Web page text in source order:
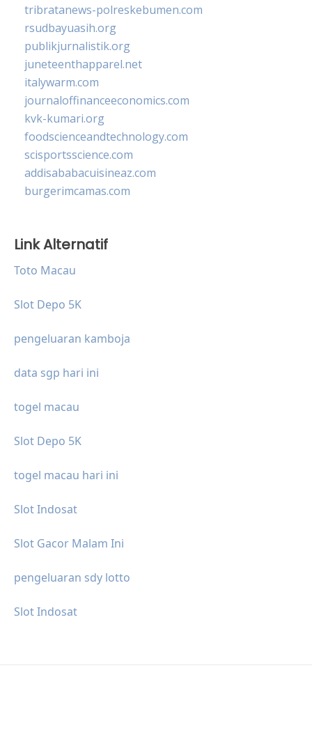
tribratanews-polreskebumen.com
rsudbayuasih.org
publikjurnalistik.org
juneteenthapparel.net
italywarm.com
journaloffinanceeconomics.com
kvk-kumari.org
foodscienceandtechnology.com
scisportsscience.com
addisababacuisineaz.com
burgerimcamas.com
Link Alternatif
Toto Macau
Slot Depo 5K
pengeluaran kamboja
data sgp hari ini
togel macau
Slot Depo 5K
togel macau hari ini
Slot Indosat
Slot Gacor Malam Ini
pengeluaran sdy lotto
Slot Indosat